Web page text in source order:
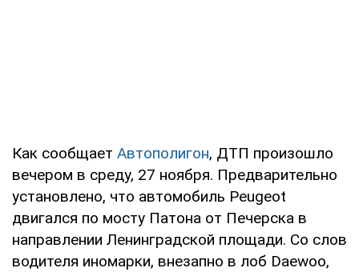
Как сообщает Автополигон, ДТП произошло
вечером в среду, 27 ноября. Предварительно
установлено, что автомобиль Peugeot
двигался по мосту Патона от Печерска в
направлении Ленинградской площади. Со слов
водителя иномарки, внезапно в лоб Daewoo,